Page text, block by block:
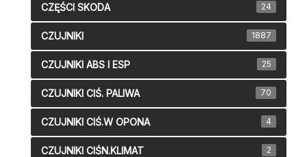
CZĘŚCI SKODA 24
CZUJNIKI 1887
CZUJNIKI ABS I ESP 25
CZUJNIKI CIŚ. PALIWA 70
CZUJNIKI CIŚ.W OPONA 4
CZUJNIKI CIŚN.KLIMAT 2